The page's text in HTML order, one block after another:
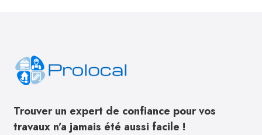
Trouver un expert de confiance pour vos
travaux n’a jamais été aussi facile !